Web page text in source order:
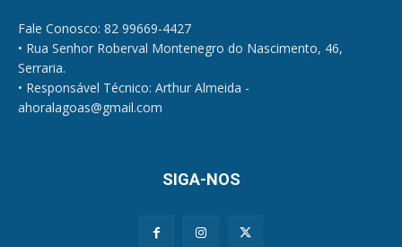
Fale Conosco: 82 99669-4427
• Rua Senhor Roberval Montenegro do Nascimento, 46,
Serraria.
• Responsável Técnico: Arthur Almeida -
ahoralagoas@gmail.com
SIGA-NOS